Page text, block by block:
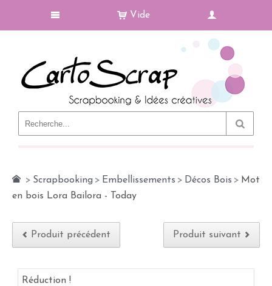
Vide
> Scrapbooking > Embellissements > Décos Bois > Mot
en bois Lora Bailora - Today
Produit précédent Produit suivant
Réduction !